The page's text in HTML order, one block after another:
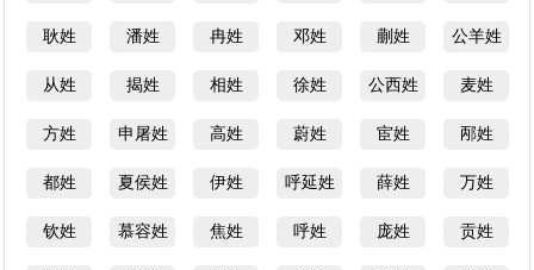
耿姓 潘姓 冉姓 邓姓 蒯姓 公羊姓
从姓 揭姓 相姓 徐姓 公西姓 麦姓
方姓 申屠姓 高姓 蔚姓 宦姓 邴姓
都姓 夏侯姓 伊姓 呼延姓 薛姓 万姓
钦姓 慕容姓 焦姓 呼姓 庞姓 贡姓